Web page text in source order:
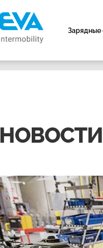
Зарядные
НОВОСТИ